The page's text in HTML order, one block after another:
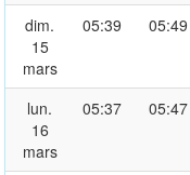
dim.
15
mars
05:39 05:49
lun.
16
mars
05:37 05:47